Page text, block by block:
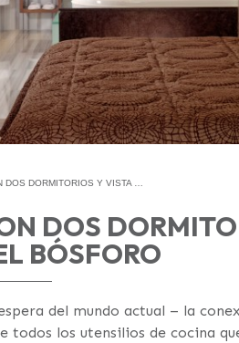
DOS DORMITORIOS Y VISTA …
DOS
BÓSFORO
del mundo actual – la
todos los utensilios de cocina